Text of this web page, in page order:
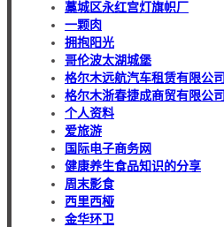
藁城区永红宫灯旗帜厂
一颗肉
拥抱阳光
哥伦波太湖城堡
格尔木远航汽车租赁有限公司
格尔木浙春捷成商贸有限公司
个人资料
爱旅游
国际电子商务网
健康养生食品知识的分享
周末影食
西里西桠
金华环卫